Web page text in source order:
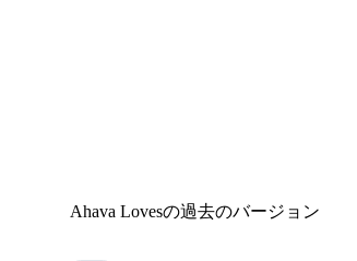
Ahava Lovesの過去のバージョン